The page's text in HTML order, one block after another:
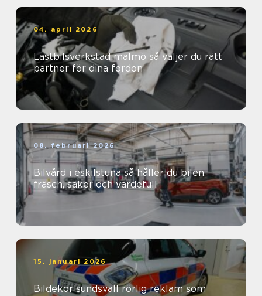
04. april 2026
Lastbilsverkstad malmö så väljer du rätt
partner för dina fordon
08. februari 2026
Bilvård i eskilstuna så håller du bilen
fräsch, säker och värdefull
15. januari 2026
Bildekor sundsvall rörlig reklam som